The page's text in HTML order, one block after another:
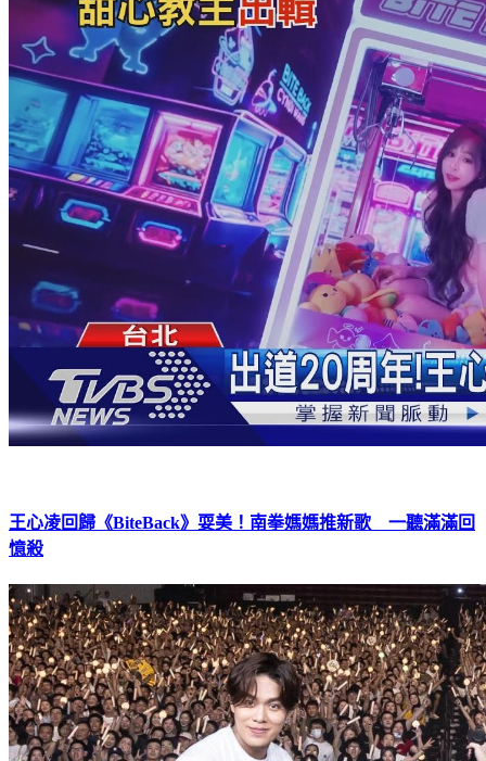
王心凌回歸《BiteBack》耍美！南拳媽媽推新歌 一聽滿滿回
憶殺